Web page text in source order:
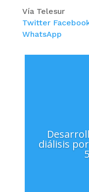
Vía Telesur
Twitter
WhatsApp
diálisis